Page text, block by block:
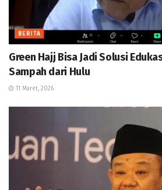
BERITA
Green Hajj Bisa Jadi Solusi
Sampah dari Hulu
11 Maret, 2026